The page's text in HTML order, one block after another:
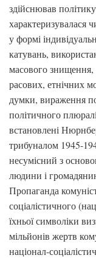
здійснював
у формі
катувань,
масового знищення,
расових, етнічних
думки, вираження
політичного
встановлені
трибуналом 1945-
несумісний з
людини і
Пропаганда
соціалістичного
їхньої символіки
мільйонів жертв
націонал-